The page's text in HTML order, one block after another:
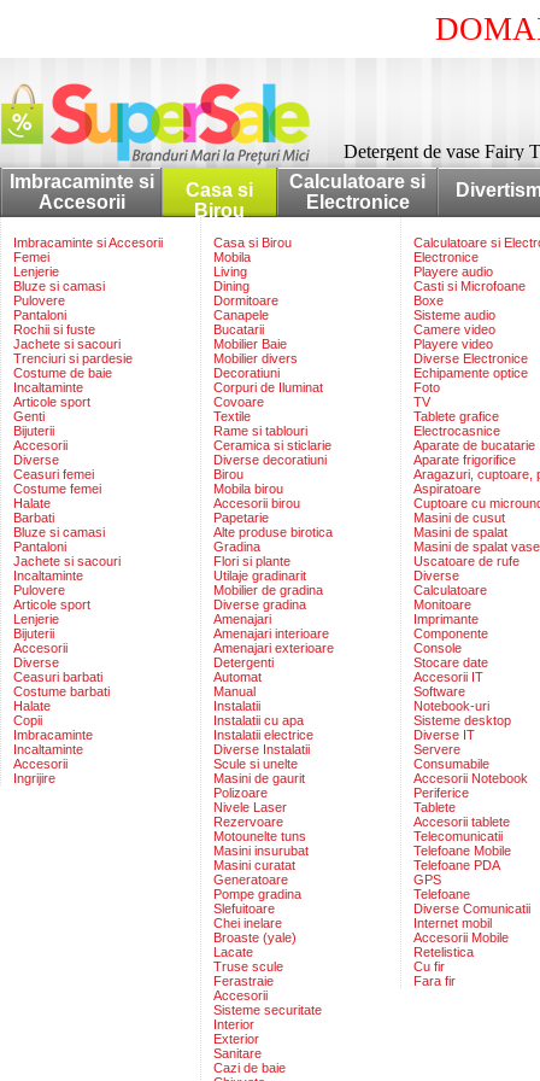
Detergent de vase Fairy
Imbracaminte si
Accesorii
Casa si
Birou
Calculatoare si
Electronice
Imbracaminte si Accesorii
Femei
Lenjerie
Bluze si camasi
Pulovere
Pantaloni
Rochii si fuste
Jachete si sacouri
Trenciuri si pardesie
Costume de baie
Incaltaminte
Articole sport
Genti
Bijuterii
Accesorii
Diverse
Ceasuri femei
Costume femei
Halate
Barbati
Bluze si camasi
Pantaloni
Jachete si sacouri
Incaltaminte
Pulovere
Articole sport
Lenjerie
Bijuterii
Accesorii
Diverse
Ceasuri barbati
Costume barbati
Halate
Copii
Imbracaminte
Incaltaminte
Accesorii
Ingrijire
Casa si Birou
Mobila
Living
Dining
Dormitoare
Canapele
Bucatarii
Mobilier Baie
Mobilier divers
Decoratiuni
Corpuri de Iluminat
Covoare
Textile
Rame si tablouri
Ceramica si sticlarie
Diverse decoratiuni
Birou
Mobila birou
Accesorii birou
Papetarie
Alte produse birotica
Gradina
Flori si plante
Utilaje gradinarit
Mobilier de gradina
Diverse gradina
Amenajari
Amenajari interioare
Amenajari exterioare
Detergenti
Automat
Manual
Instalatii
Instalatii cu apa
Instalatii electrice
Diverse Instalatii
Scule si unelte
Masini de gaurit
Polizoare
Nivele Laser
Rezervoare
Motounelte tuns
Masini insurubat
Masini curatat
Generatoare
Pompe gradina
Slefuitoare
Chei inelare
Broaste (yale)
Lacate
Truse scule
Ferastraie
Accesorii
Sisteme securitate
Interior
Exterior
Sanitare
Cazi de baie
Calculatoare si
Electronice
Playere audio
Casti si Microfoane
Boxe
Sisteme audio
Camere video
Playere video
Diverse Electronice
Echipamente optice
Foto
TV
Tablete grafice
Electrocasnice
Aparate de bucatarie
Aparate frigorifice
Aragazuri, cuptoare,
Aspiratoare
Cuptoare cu
Masini de cusut
Masini de spalat
Masini de spalat vase
Uscatoare de rufe
Diverse
Calculatoare
Monitoare
Imprimante
Componente
Console
Stocare date
Accesorii IT
Software
Notebook-uri
Sisteme desktop
Diverse IT
Servere
Consumabile
Accesorii Notebook
Periferice
Tablete
Accesorii tablete
Telecomunicatii
Telefoane Mobile
Telefoane PDA
GPS
Telefoane
Diverse Comunicatii
Internet mobil
Accesorii Mobile
Retelistica
Cu fir
Fara fir